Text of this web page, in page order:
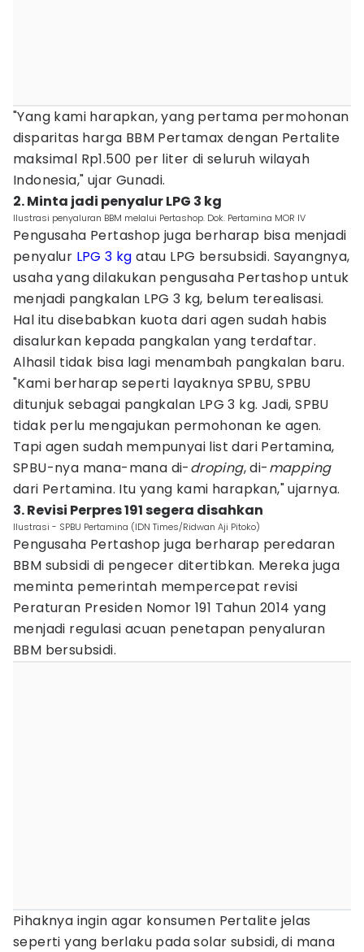
"Yang kami harapkan, yang pertama permohonan
disparitas harga BBM Pertamax dengan Pertalite
maksimal Rp1.500 per liter di seluruh wilayah
Indonesia," ujar Gunadi.
2. Minta jadi penyalur LPG 3 kg
Ilustrasi penyaluran BBM melalui Pertashop. Dok. Pertamina MOR IV
Pengusaha Pertashop juga berharap bisa menjadi
penyalur LPG 3 kg atau LPG bersubsidi. Sayangnya,
usaha yang dilakukan pengusaha Pertashop untuk
menjadi pangkalan LPG 3 kg, belum terealisasi.
Hal itu disebabkan kuota dari agen sudah habis
disalurkan kepada pangkalan yang terdaftar.
Alhasil tidak bisa lagi menambah pangkalan baru.
"Kami berharap seperti layaknya SPBU, SPBU
ditunjuk sebagai pangkalan LPG 3 kg. Jadi, SPBU
tidak perlu mengajukan permohonan ke agen.
Tapi agen sudah mempunyai list dari Pertamina,
SPBU-nya mana-mana di-droping, di-mapping
dari Pertamina. Itu yang kami harapkan," ujarnya.
3. Revisi Perpres 191 segera disahkan
Ilustrasi - SPBU Pertamina (IDN Times/Ridwan Aji Pitoko)
Pengusaha Pertashop juga berharap peredaran
BBM subsidi di pengecer ditertibkan. Mereka juga
meminta pemerintah mempercepat revisi
Peraturan Presiden Nomor 191 Tahun 2014 yang
menjadi regulasi acuan penetapan penyaluran
BBM bersubsidi.
Pihaknya ingin agar konsumen Pertalite jelas
seperti yang berlaku pada solar subsidi, di mana